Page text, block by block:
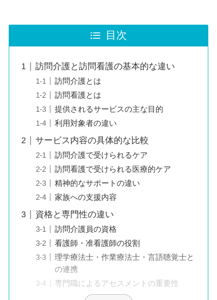
目次
訪問介護と訪問看護の基本的な違い
訪問介護とは
訪問看護とは
提供されるサービスの主な目的
利用対象者の違い
サービス内容の具体的な比較
訪問介護で受けられるケア
訪問看護で受けられる医療的ケア
精神的なサポートの違い
家族への支援内容
資格と専門性の違い
訪問介護員の資格
看護師・准看護師の役割
理学療法士・作業療法士・言語聴覚士と
の連携
専門職によるアセスメントの重要性